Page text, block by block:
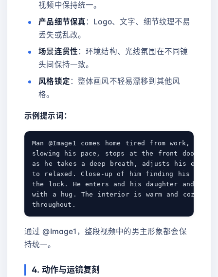
视频中保持统一。
产品细节保真：Logo、文字、细节纹理不易
丢失或乱改。
场景连贯性：环境结构、光线氛围在不同镜
头间保持一致。
风格锁定：整体画风不轻易漂移到其他风
格。
示例提示词：
Man @Image1 comes home tired from work,
slowing his pace, stops at the front door.
as he takes a deep breath, adjusts his
to relaxed. Close-up of him finding his keys,
the lock. He enters and his daughter and pet
with a hug. The interior is warm and cozy,
通过 @Image1，整段视频中的男主形象都会保
持统一。
4. 动作与运镜复刻